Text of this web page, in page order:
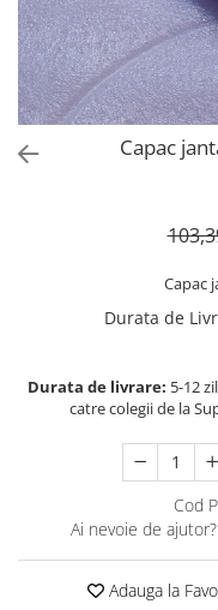
MOVANO
TIGRA-B 2004-2009
VECTRA-C 2002-2008
VIVARO
Mazda CX-80 KL
SX4 S-CROSS Hybrid 48V 2020-
prezent
S-CROSS HYBRID 48V
VITARA 2015-prezent
VITARA Hybrid 48V
SPARK M300 2010-2018
Capac
Capac
Durata de
Durata de livrare: 5-12
catre colegii de la
Cod
Ai nevoie de ajutor?
Adauga la